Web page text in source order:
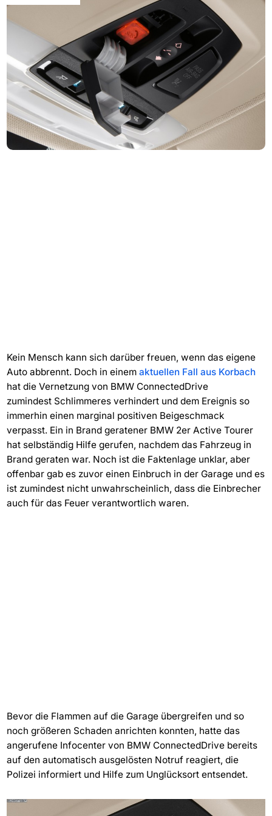
Kein Mensch kann sich darüber freuen, wenn das eigene
Auto abbrennt. Doch in einem aktuellen Fall aus Korbach
hat die Vernetzung von BMW ConnectedDrive
zumindest Schlimmeres verhindert und dem Ereignis so
immerhin einen marginal positiven Beigeschmack
verpasst. Ein in Brand geratener BMW 2er Active Tourer
hat selbständig Hilfe gerufen, nachdem das Fahrzeug in
Brand geraten war. Noch ist die Faktenlage unklar, aber
offenbar gab es zuvor einen Einbruch in der Garage und es
ist zumindest nicht unwahrscheinlich, dass die Einbrecher
auch für das Feuer verantwortlich waren.
Bevor die Flammen auf die Garage übergreifen und so
noch größeren Schaden anrichten konnten, hatte das
angerufene Infocenter von BMW ConnectedDrive bereits
auf den automatisch ausgelösten Notruf reagiert, die
Polizei informiert und Hilfe zum Unglücksort entsendet.